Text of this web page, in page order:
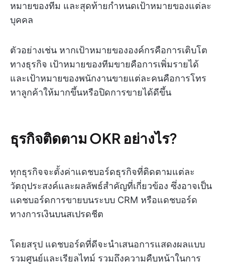
หมายของทีม และสุดท้ายกำหนดเป้าหมายของแต่ละ
บุคคล
ตัวอย่างเช่น หากเป้าหมายขององค์กรคือการเติบโต
ทางธุรกิจ เป้าหมายของทีมขายคือการเพิ่มรายได้
และเป้าหมายของพนักงานขายแต่ละคนคือการโทร
หาลูกค้าให้มากขึ้นหรือปิดการขายได้ดีขึ้น
ธุรกิจติดตาม OKR อย่างไร?
ทุกธุรกิจจะตั้งค่าแดชบอร์ดธุรกิจที่ติดตามแต่ละ
วัตถุประสงค์และผลลัพธ์สำคัญที่เกี่ยวข้อง ซึ่งอาจเป็น
แดชบอร์ดการขายบนระบบ CRM หรือแดชบอร์ด
ทางการเงินบนสเปรดชีต
โดยสรุป แดชบอร์ดที่ดีจะนำเสนอการแสดงผลแบบ
รวมศูนย์และเรียลไทม์ รวมถึงความคืบหน้าในการ